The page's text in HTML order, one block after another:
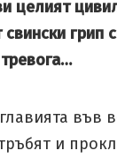
целият
свински
във
и